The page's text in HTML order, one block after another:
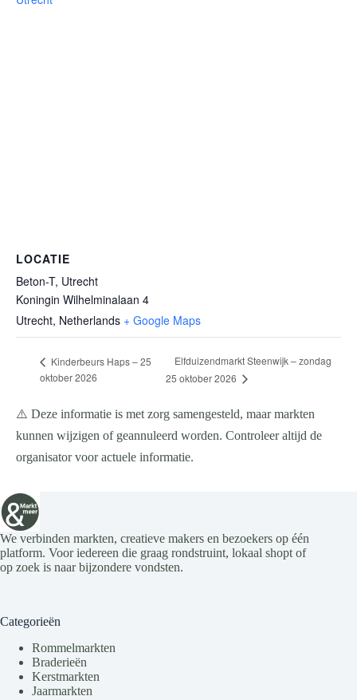
LOCATIE
Beton-T, Utrecht
Koningin Wilhelminalaan 4
Utrecht, Netherlands + Google Maps
Kinderbeurs Haps – 25
oktober 2026
Elfduizendmarkt Steenwijk – zondag
25 oktober 2026
⚠️ Deze informatie is met zorg samengesteld, maar markten
kunnen wijzigen of geannuleerd worden. Controleer altijd de
organisator voor actuele informatie.
We verbinden markten, creatieve makers en bezoekers op één
platform. Voor iedereen die graag rondstruint, lokaal shopt of
op zoek is naar bijzondere vondsten.
Categorieën
Rommelmarkten
Braderieën
Kerstmarkten
Jaarmarkten